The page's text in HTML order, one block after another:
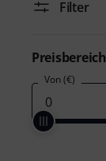
Filter
Preisbereich
Von (€)